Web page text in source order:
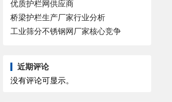
优质护栏网供应商
桥梁护栏生产厂家行业分析
工业筛分不锈钢网厂家核心竞争
近期评论
没有评论可显示。